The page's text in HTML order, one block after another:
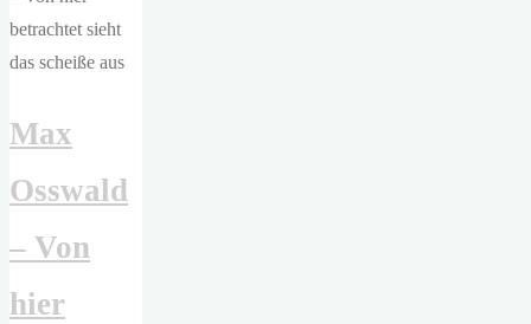
Frau,
am
blaues
Max
Osswald
– Von
hier